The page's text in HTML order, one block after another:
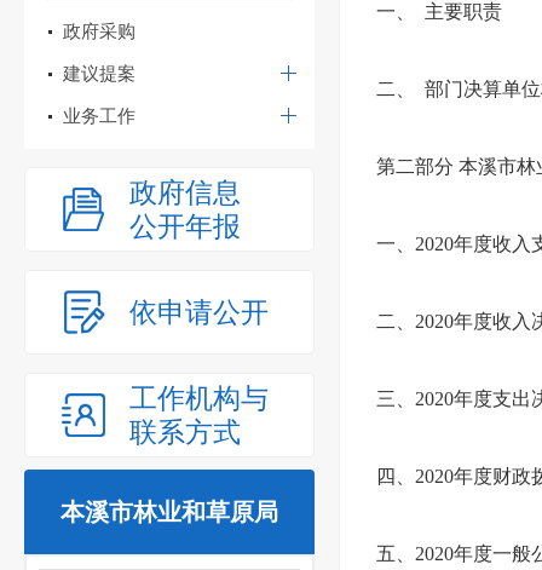
政府采购
建议提案
业务工作
政府信息
公开年报
依申请公开
工作机构与
联系方式
本溪市林业和草原局
一、 主要职责
二、 部门决算单
第二部分 本溪市林
一、2020年度收入
二、2020年度收入
三、2020年度支出
四、2020年度财
五、2020年度一般